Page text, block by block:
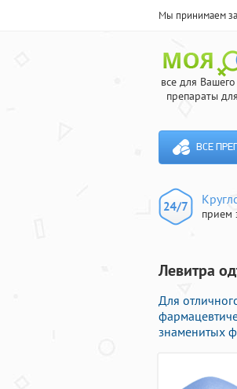
Мы принимаем
все для
препараты
ВСЕ
прием
Левитра
Для
знаменитых